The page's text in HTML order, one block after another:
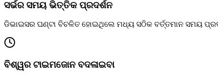
ସର୍ଭର ସମୟ ଭିତ୍ତିକ ପ୍ରଦର୍ଶନ
ଡିଭାଇସର ଘଣ୍ଟା ବିଚଳିତ ହୋଇଥିଲେ ମଧ୍ୟ ସଠିକ ବର୍ତ୍ତମାନ ସମୟ
ବିଶ୍ୱର ଟାଇମଜୋନ ବଦଳାଇବା